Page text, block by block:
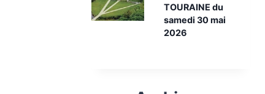
TOURAINE du
samedi 30 mai
2026